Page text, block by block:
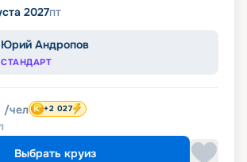
2027пт
Юрий Андропов
СТАНДАРТ
/чел +2 027
Выбрать круиз